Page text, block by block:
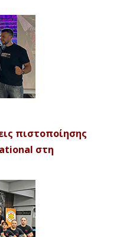
πιστοποίησης
στη